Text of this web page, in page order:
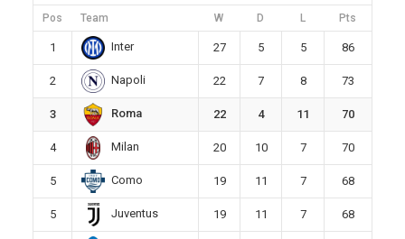
Pos Team W D L Pts
1 Inter 27 5 5 86
2 Napoli 22 7 8 73
3 Roma 22 4 11 70
4 Milan 20 10 7 70
5 Como 19 11 7 68
5 Juventus 19 11 7 68